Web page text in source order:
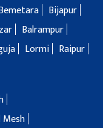
Bijapur
Balrampur
Lormi
Raipur